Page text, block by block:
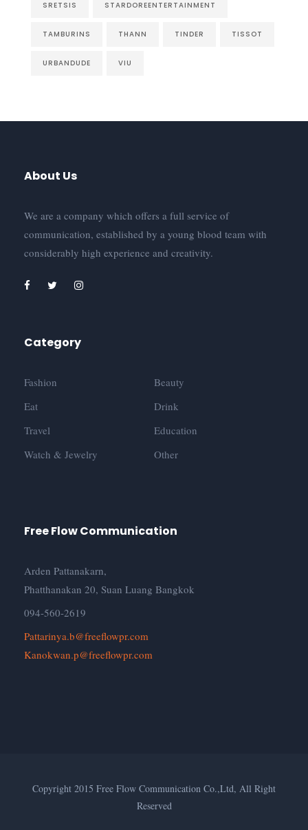
SRETSIS STARDOREENTERTAINMENT
TAMBURINS THANN TINDER TISSOT
URBANDUDE VIU
About Us
We are a company which offers a full service of
communication, established by a young blood team with
considerably high experience and creativity.
Category
Fashion
Beauty
Eat
Drink
Travel
Education
Watch & Jewelry
Other
Free Flow Communication
Arden Pattanakarn,
Phatthanakan 20, Suan Luang Bangkok
094-560-2619
Pattarinya.b@freeflowpr.com
Kanokwan.p@freeflowpr.com
Copyright 2015 Free Flow Communication Co.,Ltd, All Right
Reserved